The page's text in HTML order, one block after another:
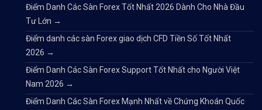
Điểm Danh Các Sàn Forex Tốt Nhất 2026 Dành Cho Nhà Đầu
Tư Lớn →
Điểm danh các sàn Forex giao dịch CFD Tiền Số Tốt Nhất
2026 →
Điểm Danh Các Sàn Forex Support Tốt Nhất cho Người Việt
Nam 2026 →
Điểm Danh Các Sàn Forex Mạnh Nhất về Chứng Khoán Quốc